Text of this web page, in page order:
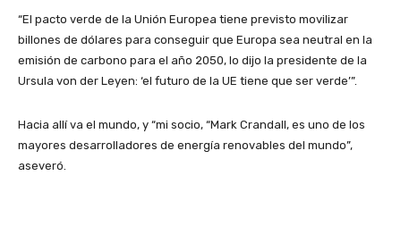
“El pacto verde de la Unión Europea tiene previsto movilizar
billones de dólares para conseguir que Europa sea neutral en la
emisión de carbono para el año 2050, lo dijo la presidente de la
Ursula von der Leyen: ‘el futuro de la UE tiene que ser verde’”.
Hacia allí va el mundo, y “mi socio, “Mark Crandall, es uno de los
mayores desarrolladores de energía renovables del mundo”,
aseveró.